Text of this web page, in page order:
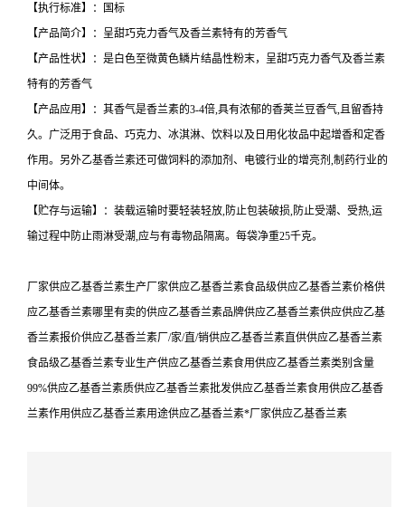
【执行标准】：国标
【产品简介】：呈甜巧克力香气及香兰素特有的芳香气
【产品性状】：是白色至微黄色鳞片结晶性粉末，呈甜巧克力香气及香兰素
特有的芳香气
【产品应用】：其香气是香兰素的3-4倍,具有浓郁的香荚兰豆香气,且留香持
久。广泛用于食品、巧克力、冰淇淋、饮料以及日用化妆品中起增香和定香
作用。另外乙基香兰素还可做饲料的添加剂、电镀行业的增亮剂,制药行业的
中间体。
【贮存与运输】：装载运输时要轻装轻放,防止包装破损,防止受潮、受热,运
输过程中防止雨淋受潮,应与有毒物品隔离。每袋净重25千克。
厂家供应乙基香兰素生产厂家供应乙基香兰素食品级供应乙基香兰素价格供
应乙基香兰素哪里有卖的供应乙基香兰素品牌供应乙基香兰素供应供应乙基
香兰素报价供应乙基香兰素厂/家/直/销供应乙基香兰素直供供应乙基香兰素
食品级乙基香兰素专业生产供应乙基香兰素食用供应乙基香兰素类别含量
99%供应乙基香兰素质供应乙基香兰素批发供应乙基香兰素食用供应乙基香
兰素作用供应乙基香兰素用途供应乙基香兰素*厂家供应乙基香兰素